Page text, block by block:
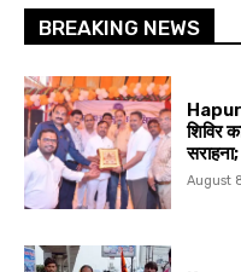
BREAKING NEWS
Hapur
शिविर
August